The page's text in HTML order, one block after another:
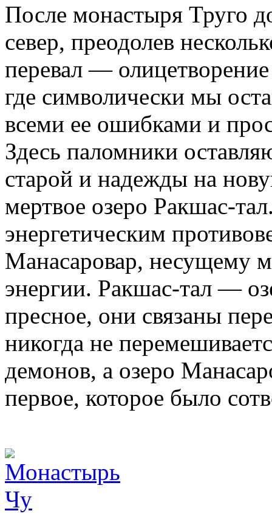
После монастыря Труго
север, преодолев
перевал —
где символически мы
всеми ее ошибками и
Здесь паломники
старой и надежды на
мертвое озеро Ракшас-
энергетическим
Манасаровар, несущему
энергии. Ракшас-тал —
пресное, они связаны
никогда не
демонов, а озеро
первое, которое было